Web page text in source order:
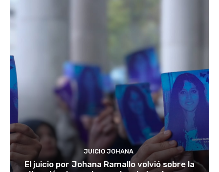
JUICIO JOHANA
El juicio por Johana Ramallo volvió sobre la